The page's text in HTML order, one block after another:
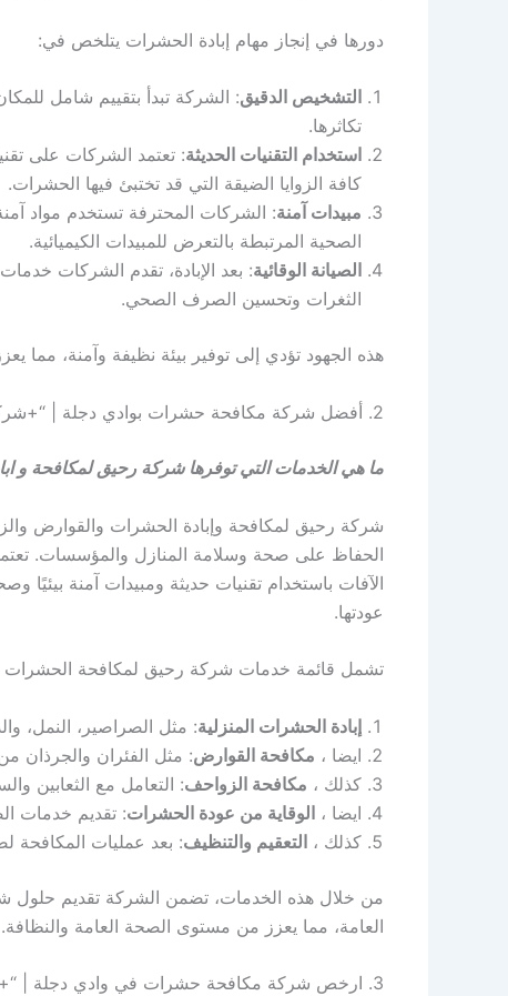
دورها في إنجاز مهام إبادة الحشرات يتلخص في:
التشخيص الدقيق: الشركة تبدأ بتقييم شامل
تكاثرها.
استخدام التقنيات الحديثة: تعتمد الشركات على
كافة الزوايا الضيقة التي قد تختبئ فيها الحشرات.
مبيدات آمنة: الشركات المحترفة تستخدم مواد
الصحية المرتبطة بالتعرض للمبيدات الكيميائية.
الصيانة الوقائية: بعد الإبادة، تقدم الشركات
الثغرات وتحسين الصرف الصحي.
هذه الجهود تؤدي إلى توفير بيئة نظيفة وآمنة،
2. أفضل شركة مكافحة حشرات بوادي دجلة | “+شركه+مكافحه+حشرات+وادي دجلة+”
ما هي الخدمات التي توفرها شركة رحيق لمكافحة و
شركة رحيق لمكافحة وإبادة الحشرات والقوارض
الحفاظ على صحة وسلامة المنازل والمؤسسات.
الآفات باستخدام تقنيات حديثة ومبيدات آمنة
عودتها.
تشمل قائمة خدمات شركة رحيق لمكافحة الحشرات
إبادة الحشرات المنزلية: مثل الصراصير، النمل،
ايضا ، مكافحة القوارض: مثل الفئران والجرذان
كذلك ، مكافحة الزواحف: التعامل مع الثعابين
ايضا ، الوقاية من عودة الحشرات: تقديم خدمات
كذلك ، التعقيم والتنظيف: بعد عمليات المكافحة
من خلال هذه الخدمات، تضمن الشركة تقديم حلول
العامة، مما يعزز من مستوى الصحة العامة والنظافة.
3. ارخص شركة مكافحة حشرات في وادي دجلة | “+شركة+مكافحة+حشرات+في+وادي دجلة+”